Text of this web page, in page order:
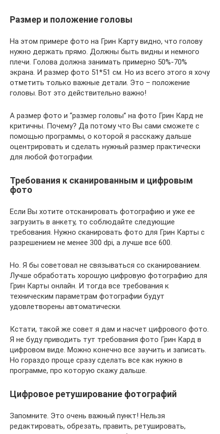
Размер и положение головы
На этом примере фото на Грин Карту видно, что голову
нужно держать прямо. Должны быть видны и немного
плечи. Голова должна занимать примерно 50%-70%
экрана. И размер фото 51*51 см. Но из всего этого я хочу
отметить только важные детали. Это – положение
головы. Вот это действительно важно!
А размер фото и “размер головы” на фото Грин Кард не
критичны. Почему? Да потому что Вы сами сможете с
помощью программы, о которой я расскажу дальше
оцентрировать и сделать нужный размер практически
для любой фотографии.
Требования к сканированным и цифровым
фото
Если Вы хотите отсканировать фотографию и уже ее
загрузить в анкету, то соблюдайте следующие
требования. Нужно сканировать фото для Грин Карты с
разрешением не менее 300 dpi, а лучше все 600.
Но. Я бы советовал не связываться со сканированием.
Лучше обработать хорошую цифровую фотографию для
Грин Карты онлайн. И тогда все требования к
техническим параметрам фотографии будут
удовлетворены автоматически.
Кстати, такой же совет я дам и насчет цифрового фото.
Я не буду приводить тут требования фото Грин Кард в
цифровом виде. Можно конечно все заучить и записать.
Но гораздо проще сразу сделать все как нужно в
программе, про которую скажу дальше.
Цифровое ретуширование фотографий
Запомните. Это очень важный пункт! Нельзя
редактировать, обрезать, править, ретушировать,